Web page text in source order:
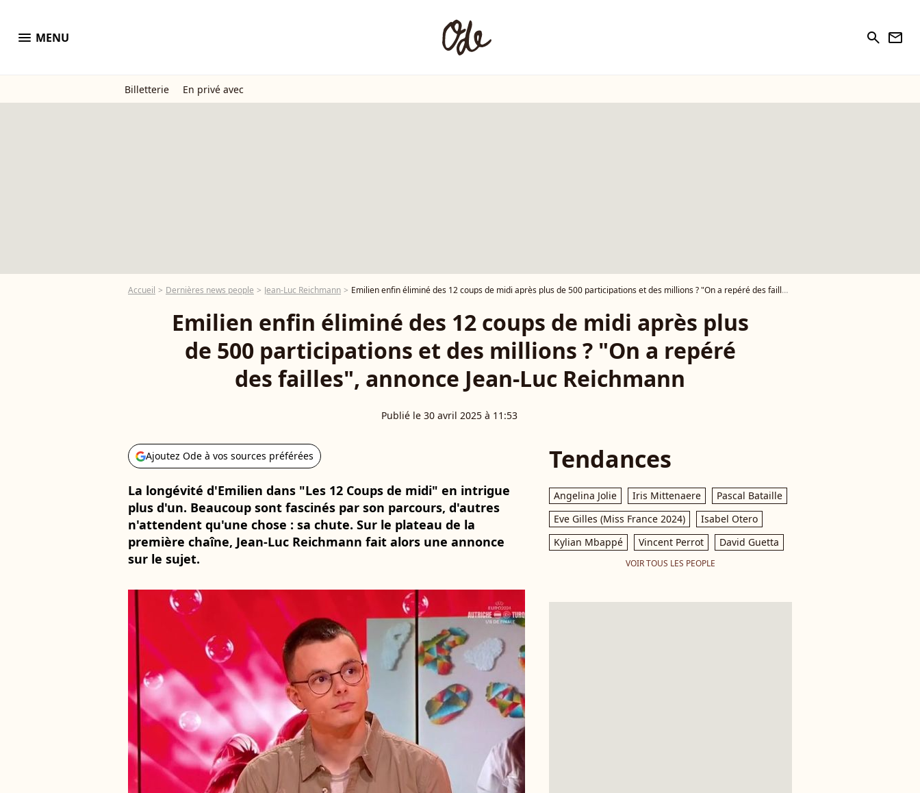
menu MENU search newsletter
Billetterie En privé avec
Accueil Dernières news people Jean-Luc Reichmann Emilien enfin éliminé des 12 coups de midi après plus de 500 participations et des millions ? "On a repéré des failles", annonce Jean-Luc Reichmann
Emilien enfin éliminé des 12 coups de midi après plus
de 500 participations et des millions ? "On a repéré
des failles", annonce Jean-Luc Reichmann
Publié le 30 avril 2025 à 11:53
Ajoutez Ode à vos sources préférées
La longévité d'Emilien dans "Les 12 Coups de midi" en intrigue
plus d'un. Beaucoup sont fascinés par son parcours, d'autres
n'attendent qu'une chose : sa chute. Sur le plateau de la
première chaîne, Jean-Luc Reichmann fait alors une annonce
sur le sujet.
Tendances
Angelina Jolie Iris Mittenaere
Pascal Bataille
Eve Gilles (Miss France 2024)
Isabel Otero
Kylian Mbappé
Vincent Perrot David Guetta
VOIR TOUS LES PEOPLE